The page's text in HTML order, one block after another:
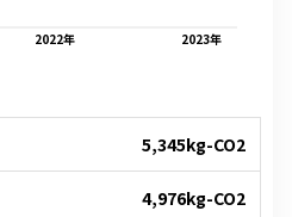
2022年 2023年
5,345kg-CO2
4,976kg-CO2